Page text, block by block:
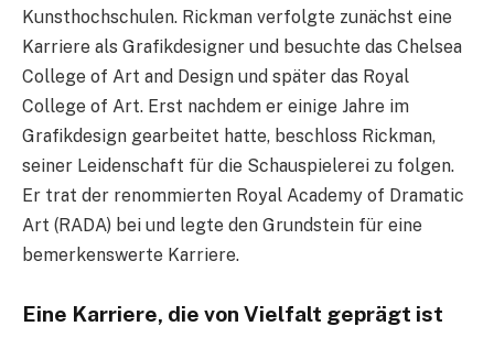
Kunsthochschulen. Rickman verfolgte zunächst eine
Karriere als Grafikdesigner und besuchte das Chelsea
College of Art and Design und später das Royal
College of Art. Erst nachdem er einige Jahre im
Grafikdesign gearbeitet hatte, beschloss Rickman,
seiner Leidenschaft für die Schauspielerei zu folgen.
Er trat der renommierten Royal Academy of Dramatic
Art (RADA) bei und legte den Grundstein für eine
bemerkenswerte Karriere.
Eine Karriere, die von Vielfalt geprägt ist